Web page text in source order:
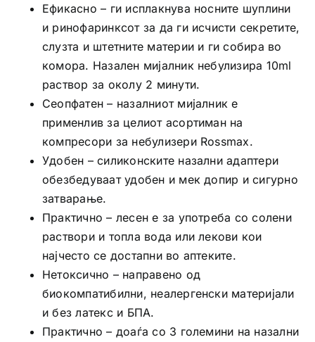
Ефикасно – ги исплакнува носните шуплини
и ринофаринксот за да ги исчисти секретите,
слузта и штетните материи и ги собира во
комора. Назален мијалник небулизира 10ml
раствор за околу 2 минути.
Сеопфатен – назалниот мијалник е
применлив за целиот асортиман на
компресори за небулизери Rossmax.
Удобен – силиконските назални адаптери
обезбедуваат удобен и мек допир и сигурно
затварање.
Практично – лесен е за употреба со солени
раствори и топла вода или лекови кои
најчесто се достапни во аптеките.
Нетоксично – направено од
биокомпатибилни, неалергенски материјали
и без латекс и БПА.
Практично – доаѓа со 3 големини на назални